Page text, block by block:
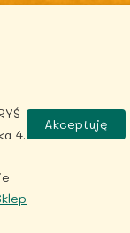
by
4.
Akceptuję